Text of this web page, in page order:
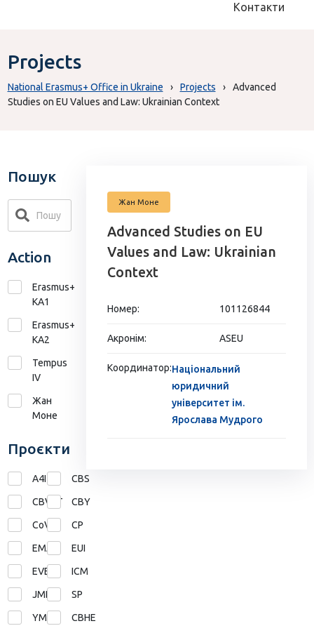
Контакти
Projects
National Erasmus+ Office in Ukraine › Projects ›
Advanced
Studies on EU Values and Law: Ukrainian Context
Пошук
Action
Erasmus+
KA1
Erasmus+
КА2
Tempus
IV
Жан
Моне
Проєкти
A4I CBS
CBVET CBY
CoVE CP
EMA EUI
EVE ICM
JMD SP
YMP СВНЕ
Жан Моне
Advanced Studies on EU
Values and Law: Ukrainian
Context
Номер: 101126844
Акронім: ASEU
Координатор:Національний
юридичний
університет ім.
Ярослава Мудрого